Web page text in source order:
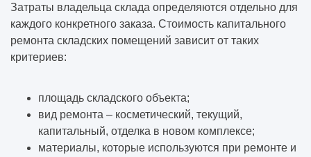
Затраты владельца склада определяются отдельно для
каждого конкретного заказа. Стоимость капитального
ремонта складских помещений зависит от таких
критериев:
площадь складского объекта;
вид ремонта – косметический, текущий,
капитальный, отделка в новом комплексе;
материалы, которые используются при ремонте и